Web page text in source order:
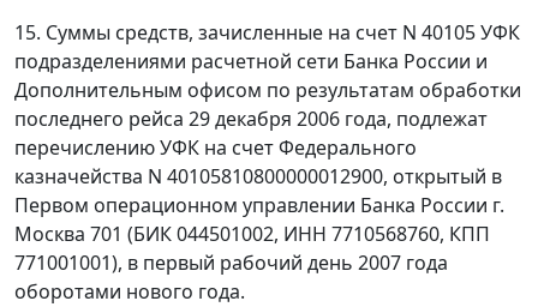
15. Суммы средств, зачисленные на счет N 40105 УФК
подразделениями расчетной сети Банка России и
Дополнительным офисом по результатам обработки
последнего рейса 29 декабря 2006 года, подлежат
перечислению УФК на счет Федерального
казначейства N 40105810800000012900, открытый в
Первом операционном управлении Банка России г.
Москва 701 (БИК 044501002, ИНН 7710568760, КПП
771001001), в первый рабочий день 2007 года
оборотами нового года.